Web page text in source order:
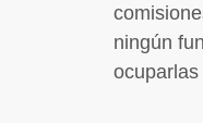
ningún